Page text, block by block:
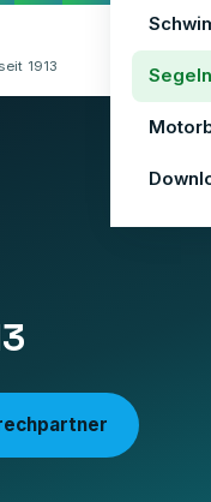
1913 Segeln